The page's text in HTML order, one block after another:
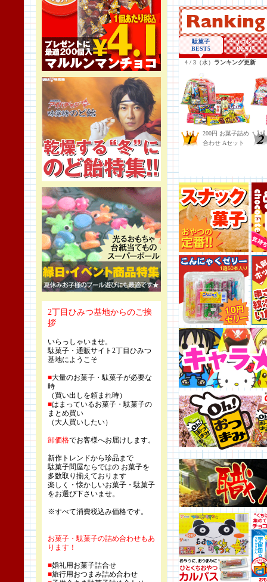
2丁目ひみつ基地からのご挨
拶
いらっしゃいませ。
駄菓子・通販サイト2丁目ひみつ
基地にようこそ
■大量のお菓子・駄菓子が必要な
時
（買い出しを頼まれ時）
■はまっているお菓子・駄菓子の
まとめ買い
（大人買いしたい）
卸価格でお客様へお届けします。
新作トレンドから珍品まで
駄菓子問屋ならではの お菓子を
多数取り揃えております
楽しく・懐かしいお菓子・駄菓子
をお選び下さいませ。
※すべて消費税込み価格です。
お菓子・駄菓子の詰め合わせもあ
ります！
■婚礼用お菓子詰合せ
■旅行用おつまみ詰め合わせ